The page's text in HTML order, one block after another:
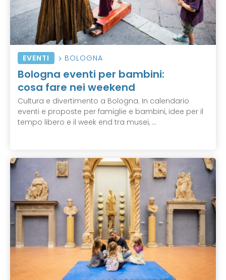
EVENTI BOLOGNA
Bologna eventi per bambini:
cosa fare nei weekend
Cultura e divertimento a Bologna. In calendario
eventi e proposte per famiglie e bambini, idee per il
tempo libero e il week end tra musei, ...